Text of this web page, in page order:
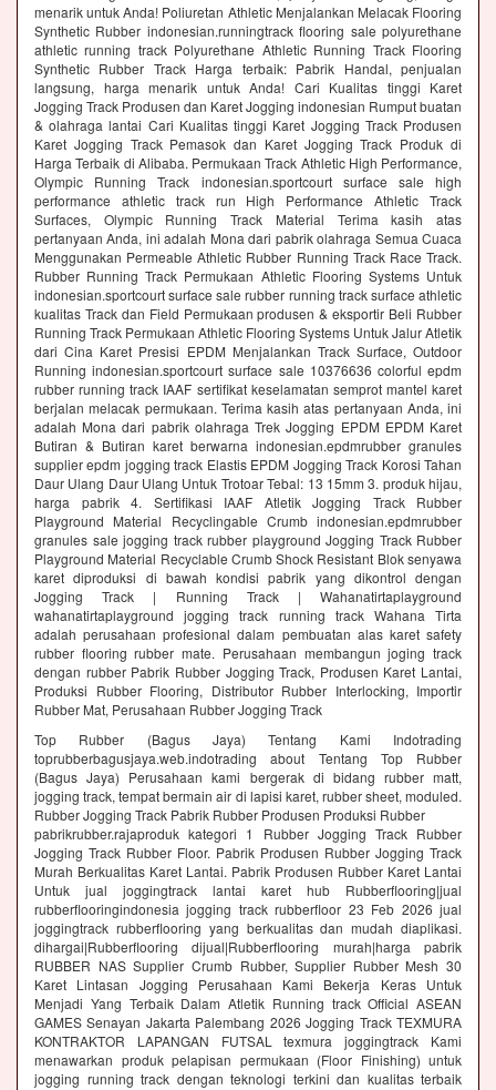
menarik untuk Anda! Poliuretan Athletic Menjalankan Melacak Flooring
Synthetic Rubber indonesian.runningtrack flooring sale polyurethane
athletic running track Polyurethane Athletic Running Track Flooring
Synthetic Rubber Track Harga terbaik: Pabrik Handal, penjualan
langsung, harga menarik untuk Anda! Cari Kualitas tinggi Karet
Jogging Track Produsen dan Karet Jogging indonesian Rumput buatan
& olahraga lantai Cari Kualitas tinggi Karet Jogging Track Produsen
Karet Jogging Track Pemasok dan Karet Jogging Track Produk di
Harga Terbaik di Alibaba. Permukaan Track Athletic High Performance,
Olympic Running Track indonesian.sportcourt surface sale high
performance athletic track run High Performance Athletic Track
Surfaces, Olympic Running Track Material Terima kasih atas
pertanyaan Anda, ini adalah Mona dari pabrik olahraga Semua Cuaca
Menggunakan Permeable Athletic Rubber Running Track Race Track.
Rubber Running Track Permukaan Athletic Flooring Systems Untuk
indonesian.sportcourt surface sale rubber running track surface athletic
kualitas Track dan Field Permukaan produsen & eksportir Beli Rubber
Running Track Permukaan Athletic Flooring Systems Untuk Jalur Atletik
dari Cina Karet Presisi EPDM Menjalankan Track Surface, Outdoor
Running indonesian.sportcourt surface sale 10376636 colorful epdm
rubber running track IAAF sertifikat keselamatan semprot mantel karet
berjalan melacak permukaan. Terima kasih atas pertanyaan Anda, ini
adalah Mona dari pabrik olahraga Trek Jogging EPDM EPDM Karet
Butiran & Butiran karet berwarna indonesian.epdmrubber granules
supplier epdm jogging track Elastis EPDM Jogging Track Korosi Tahan
Daur Ulang Daur Ulang Untuk Trotoar Tebal: 13 15mm 3. produk hijau,
harga pabrik 4. Sertifikasi IAAF Atletik Jogging Track Rubber
Playground Material Recyclingable Crumb indonesian.epdmrubber
granules sale jogging track rubber playground Jogging Track Rubber
Playground Material Recyclable Crumb Shock Resistant Blok senyawa
karet diproduksi di bawah kondisi pabrik yang dikontrol dengan
Jogging Track | Running Track | Wahanatirtaplayground
wahanatirtaplayground jogging track running track Wahana Tirta
adalah perusahaan profesional dalam pembuatan alas karet safety
rubber flooring rubber mate. Perusahaan membangun joging track
dengan rubber Pabrik Rubber Jogging Track, Produsen Karet Lantai,
Produksi Rubber Flooring, Distributor Rubber Interlocking, Importir
Rubber Mat, Perusahaan Rubber Jogging Track
Top Rubber (Bagus Jaya) Tentang Kami Indotrading
toprubberbagusjaya.web.indotrading about Tentang Top Rubber
(Bagus Jaya) Perusahaan kami bergerak di bidang rubber matt,
jogging track, tempat bermain air di lapisi karet, rubber sheet, moduled.
Rubber Jogging Track Pabrik Rubber Produsen Produksi Rubber
pabrikrubber.rajaproduk kategori 1 Rubber Jogging Track Rubber
Jogging Track Rubber Floor. Pabrik Produsen Rubber Jogging Track
Murah Berkualitas Karet Lantai. Pabrik Produsen Rubber Karet Lantai
Untuk jual joggingtrack lantai karet hub Rubberflooring|jual
rubberflooringindonesia jogging track rubberfloor 23 Feb 2026 jual
joggingtrack rubberflooring yang berkualitas dan mudah diaplikasi.
dihargai|Rubberflooring dijual|Rubberflooring murah|harga pabrik
RUBBER NAS Supplier Crumb Rubber, Supplier Rubber Mesh 30
Karet Lintasan Jogging Perusahaan Kami Bekerja Keras Untuk
Menjadi Yang Terbaik Dalam Atletik Running track Official ASEAN
GAMES Senayan Jakarta Palembang 2026 Jogging Track TEXMURA
KONTRAKTOR LAPANGAN FUTSAL texmura joggingtrack Kami
menawarkan produk pelapisan permukaan (Floor Finishing) untuk
jogging running track dengan teknologi terkini dan kualitas terbaik